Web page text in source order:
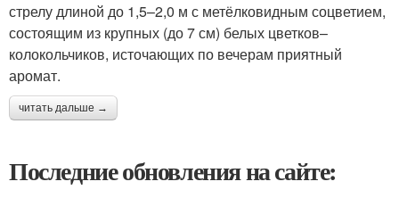
стрелу длиной до 1,5–2,0 м с метёлковидным соцветием,
состоящим из крупных (до 7 см) белых цветков–
колокольчиков, источающих по вечерам приятный
аромат.
читать дальше →
Последние обновления на сайте: